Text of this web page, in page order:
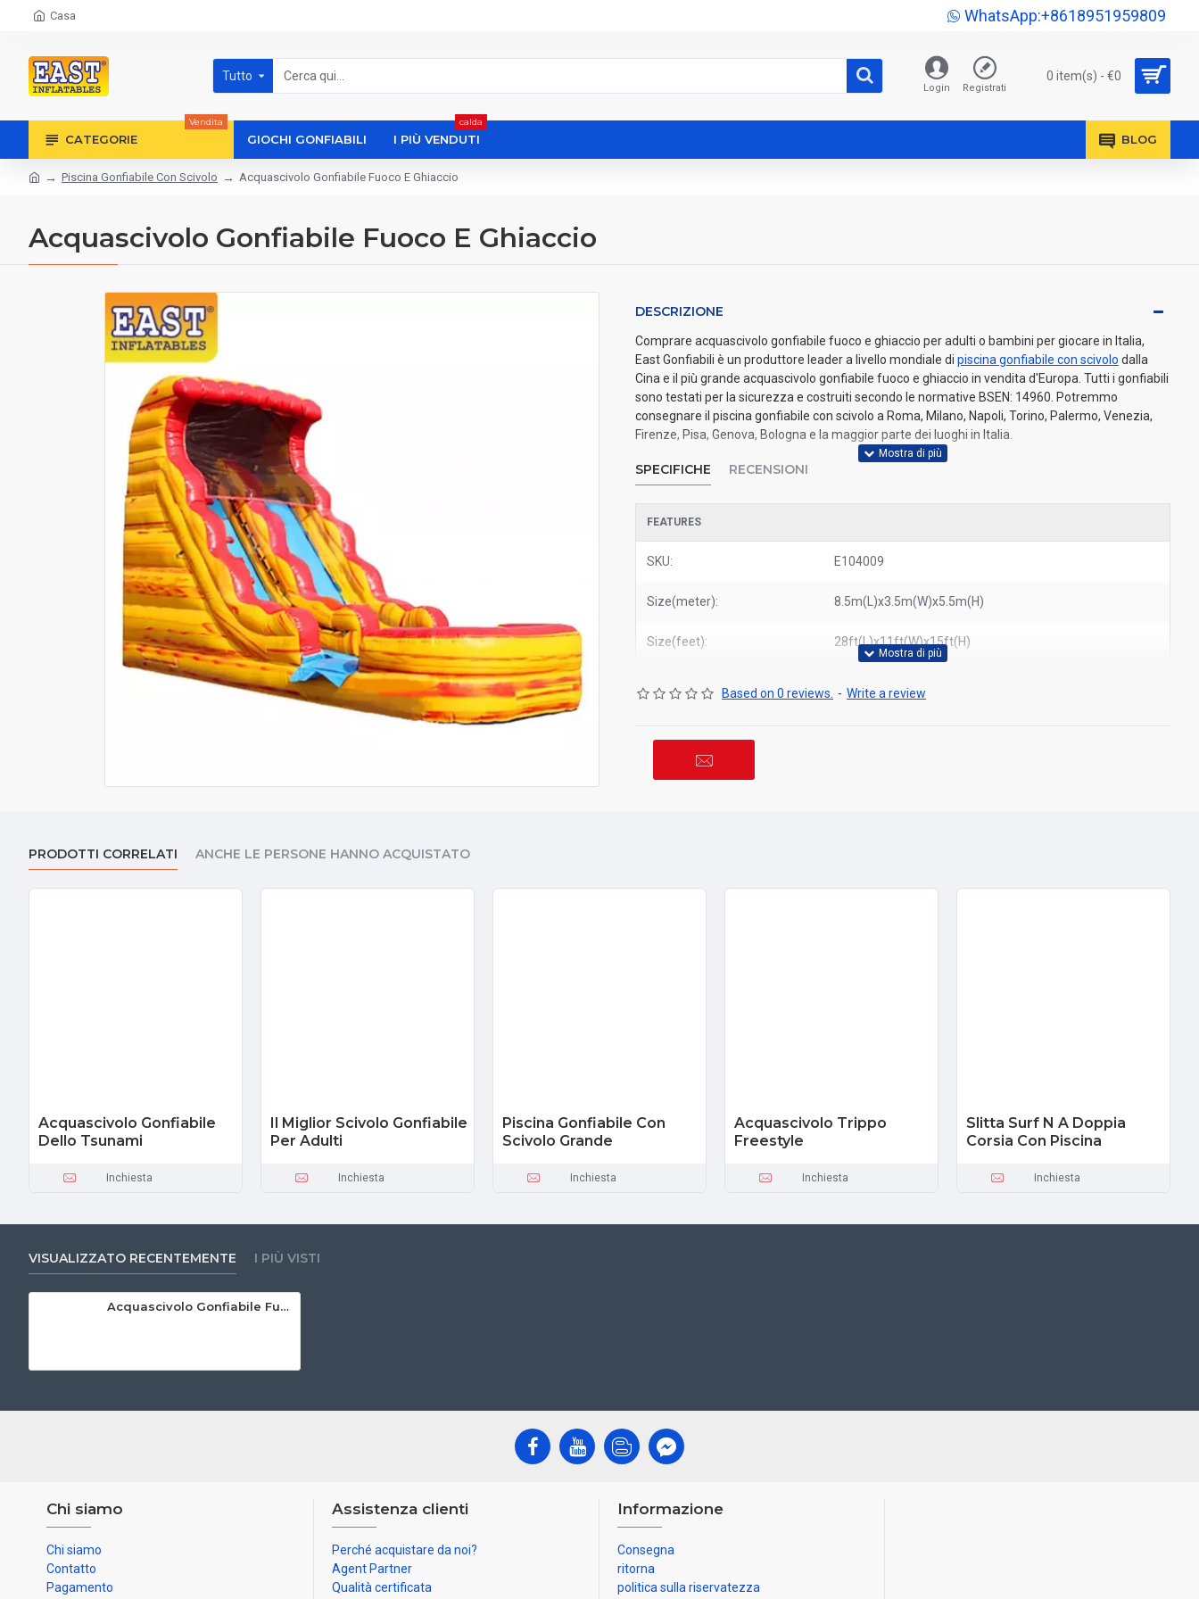
Casa WhatsApp:+8618951959809
Tutto
Login Registrati
0 item(s) - €0
CATEGORIE
Vendita
GIOCHI GONFIABILI I PIÙ VENDUTI
calda
BLOG
Piscina Gonfiabile Con Scivolo Acquascivolo Gonfiabile Fuoco E Ghiaccio
Acquascivolo Gonfiabile Fuoco E Ghiaccio
DESCRIZIONE
Comprare acquascivolo gonfiabile fuoco e ghiaccio per adulti o bambini per giocare in Italia,
East Gonfiabili è un produttore leader a livello mondiale di piscina gonfiabile con scivolo dalla
Cina e il più grande acquascivolo gonfiabile fuoco e ghiaccio in vendita d'Europa. Tutti i gonfiabili
sono testati per la sicurezza e costruiti secondo le normative BSEN: 14960. Potremmo
consegnare il piscina gonfiabile con scivolo a Roma, Milano, Napoli, Torino, Palermo, Venezia,
Firenze, Pisa, Genova, Bologna e la maggior parte dei luoghi in Italia.
SPECIFICHE RECENSIONI
FEATURES
SKU: E104009
Size(meter): 8.5m(L)x3.5m(W)x5.5m(H)
Size(feet): 28ft(L)x11ft(W)x15ft(H)
Based on 0 reviews. - Write a review
PRODOTTI CORRELATI ANCHE LE PERSONE HANNO ACQUISTATO
Acquascivolo Gonfiabile
Dello Tsunami
Inchiesta
Il Miglior Scivolo Gonfiabile
Per Adulti
Inchiesta
Piscina Gonfiabile Con
Scivolo Grande
Inchiesta
Acquascivolo Trippo
Freestyle
Inchiesta
Slitta Surf N A Doppia
Corsia Con Piscina
Inchiesta
VISUALIZZATO RECENTEMENTE I PIÙ VISTI
Acquascivolo Gonfiabile Fuoco E Ghiaccio
Chi siamo
Chi siamo
Contatto
Pagamento
Assistenza clienti
Perché acquistare da noi?
Agent Partner
Qualità certificata
Informazione
Consegna
ritorna
politica sulla riservatezza